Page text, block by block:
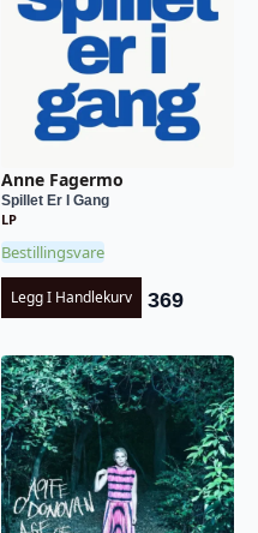
Anne Fagermo
Spillet Er I Gang
LP
Bestillingsvare
Legg I Handlekurv 369